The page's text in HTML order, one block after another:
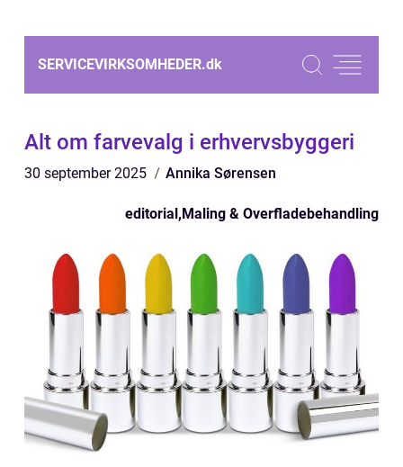
SERVICEVIRKSOMHEDER.dk
Alt om farvevalg i erhvervsbyggeri
30 september 2025 Annika Sørensen
editorial,Maling & Overfladebehandling